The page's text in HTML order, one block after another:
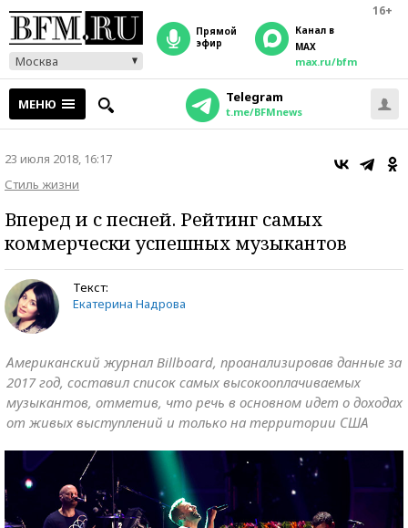
16+
Москва
прямой
эфир
Канал в
MAX
max.ru/bfm
МЕНЮ Telegram
t.me/BFMnews
23 июля 2018, 16:17
Стиль жизни
Вперед и с песней. Рейтинг самых
коммерчески успешных музыкантов
Текст:
Екатерина Надрова
Американский журнал Billboard, проанализировав данные за
2017 год, составил список самых высокооплачиваемых
музыкантов, отметив, что речь в основном идет о доходах
от живых выступлений и только на территории США